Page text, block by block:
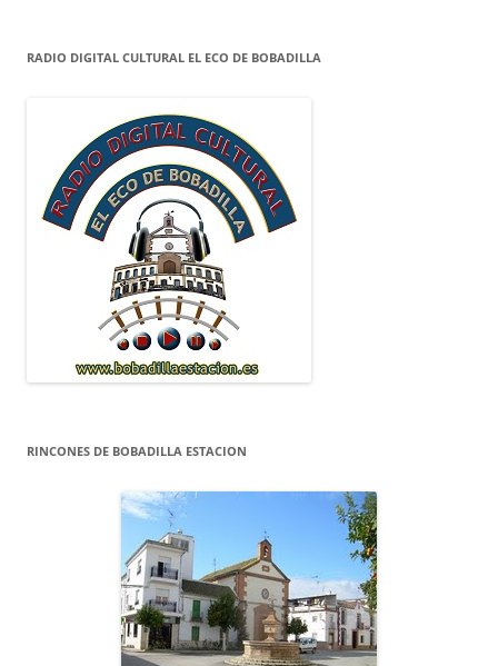
RADIO DIGITAL CULTURAL EL ECO DE BOBADILLA
RINCONES DE BOBADILLA ESTACION